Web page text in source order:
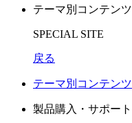
テーマ別コンテンツ
SPECIAL SITE
戻る
テーマ別コンテンツ
製品購入・サポート